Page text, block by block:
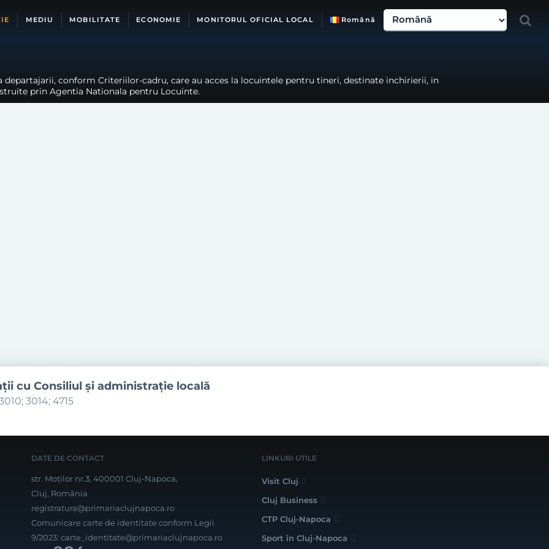
MEDIU MOBILITATE ECONOMIE MONITORUL OFICIAL LOCAL Română
conform Criteriilor-cadru, care au acces la locuintele pentru tineri, destinate inchirierii, in
prin Agentia Nationala pentru Locuinte.
cu Consiliul şi administraţie locală
3014; 4715
DATE DE CONTACT
str. Moților nr.3, 400001 Cluj-Napoca,
Cluj, România
registratura@primariaclujnapoca.ro
Comunicare carte de identitate conform Legii
9/2023: carte_identitate@primariaclujnapoca.ro
LINKURI UTILE
Visit Cluj
Cluj Business
CTP Cluj-Napoca
Sport în Cluj-Napoca